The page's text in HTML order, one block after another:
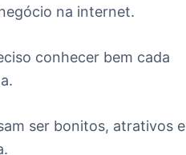
na internet.
conhecer bem cada
ser bonitos, atrativos e